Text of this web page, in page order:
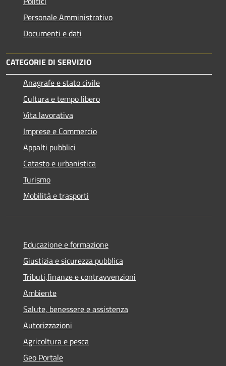
Personale Amministrativo
Documenti e dati
CATEGORIE DI SERVIZIO
Anagrafe e stato civile
Cultura e tempo libero
Vita lavorativa
Imprese e Commercio
Appalti pubblici
Catasto e urbanistica
Turismo
Mobilità e trasporti
Educazione e formazione
Giustizia e sicurezza pubblica
Tributi,finanze e contravvenzioni
Ambiente
Salute, benessere e assistenza
Autorizzazioni
Agricoltura e pesca
Geo Portale